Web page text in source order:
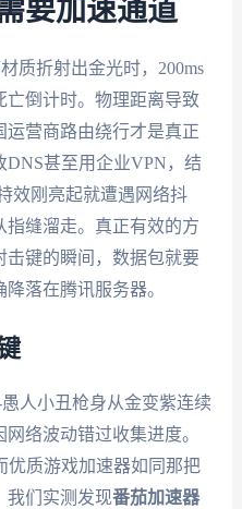
要加速通道
质折射出金光时，200ms
亡倒计时。物理距离导致
运营商路由绕行才是真正
甚至用企业VPN，结
效刚亮起就遭遇网络抖
指缝溜走。真正有效的方
键的瞬间，数据包就要
落在腾讯服务器。
人小丑枪身从金变紫连续
络波动错过收集进度。
优质游戏加速器如同那把
我们实测发现番茄加速器